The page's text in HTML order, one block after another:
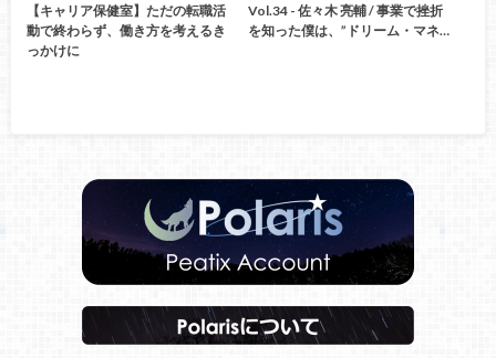
【キャリア保健室】ただの転職活
動で終わらず、働き方を考えるき
っかけに
Vol.34 - 佐々木 亮輔 / 事業で挫折
を知った僕は、”ドリーム・マネ…